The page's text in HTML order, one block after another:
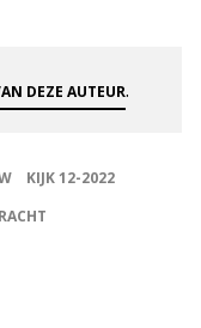
DEZE AUTEUR.
KIJK 12-2022